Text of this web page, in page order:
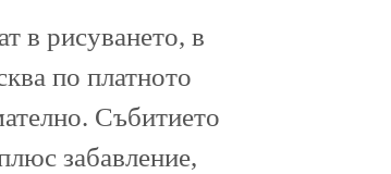
в рисуването, в
по платното
Събитието
забавление,